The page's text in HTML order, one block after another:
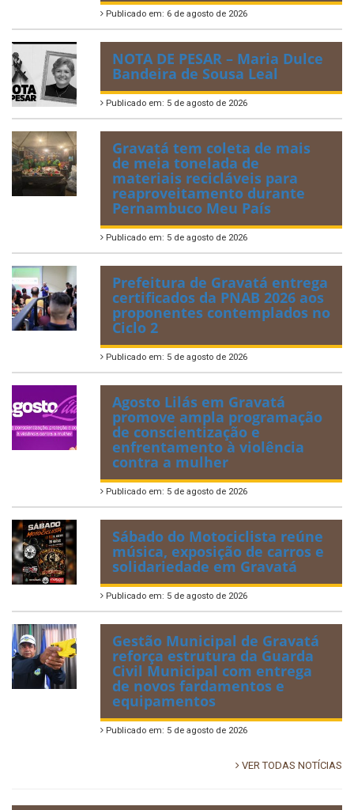
Publicado em: 6 de agosto de 2026
NOTA DE PESAR – Maria Dulce
Bandeira de Sousa Leal
Publicado em: 5 de agosto de 2026
Gravatá tem coleta de mais
de meia tonelada de
materiais recicláveis para
reaproveitamento durante
Pernambuco Meu País
Publicado em: 5 de agosto de 2026
Prefeitura de Gravatá entrega
certificados da PNAB 2026 aos
proponentes contemplados no
Ciclo 2
Publicado em: 5 de agosto de 2026
Agosto Lilás em Gravatá
promove ampla programação
de conscientização e
enfrentamento à violência
contra a mulher
Publicado em: 5 de agosto de 2026
Sábado do Motociclista reúne
música, exposição de carros e
solidariedade em Gravatá
Publicado em: 5 de agosto de 2026
Gestão Municipal de Gravatá
reforça estrutura da Guarda
Civil Municipal com entrega
de novos fardamentos e
equipamentos
Publicado em: 5 de agosto de 2026
VER TODAS NOTÍCIAS